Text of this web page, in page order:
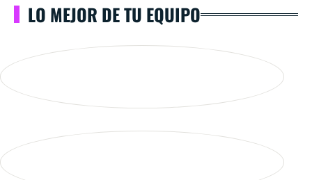
LO MEJOR DE TU EQUIPO